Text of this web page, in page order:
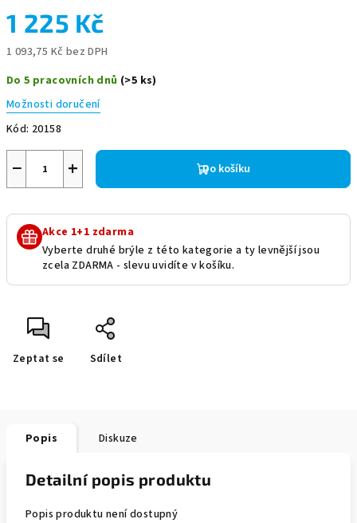
1 225 Kč
1 093,75 Kč bez DPH
cena:
Do 5 pracovních dnů (>5 ks)
Možnosti doručení
Kód: 20158
+
− Do košíku
Akce 1+1 zdarma
Vyberte druhé brýle z této kategorie a ty levnější jsou
zcela ZDARMA - slevu uvidíte v košíku.
Zeptat se Sdílet
Popis Diskuze
Detailní popis produktu
Popis produktu není dostupný